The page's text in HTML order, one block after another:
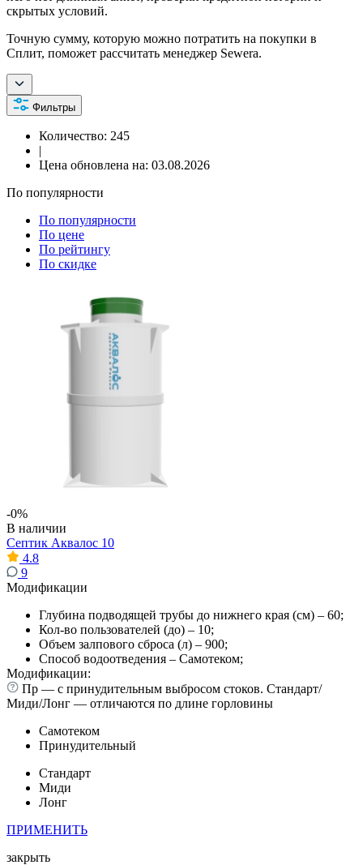
скрытых условий.
Точную сумму, которую можно потратить на покупки в
Сплит, поможет рассчитать менеджер Sewera.
Фильтры
Количество: 245
|
Цена обновлена на: 03.08.2026
По популярности
По популярности
По цене
По рейтингу
По скидке
-0%
В наличии
Септик Аквалос 10
4.8
9
Модификации
Глубина подводящей трубы до нижнего края (см) – 60;
Кол-во пользователей (до) – 10;
Объем залпового сброса (л) – 900;
Способ водоотведения – Самотеком;
Модификации:
Пр — с принудительным выбросом стоков. Стандарт/
Миди/Лонг — отличаются по длине горловины
Самотеком
Принудительный
Стандарт
Миди
Лонг
ПРИМЕНИТЬ
закрыть